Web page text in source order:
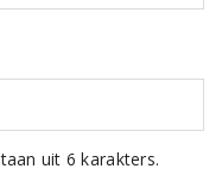
uit 6 karakters.